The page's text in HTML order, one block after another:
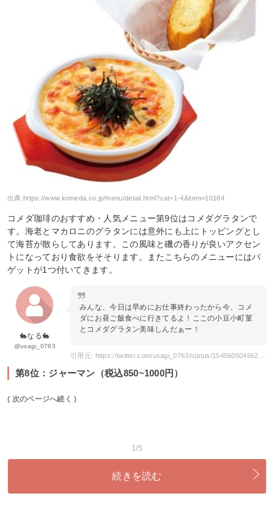
出典:https://www.komeda.co.jp/menu/detail.html?cat=1-4&item=10184
コメダ珈琲のおすすめ・人気メニュー第9位はコメダグラタンで
す。海老とマカロニのグラタンには意外にも上にトッピングとし
て海苔が散らしてあります。この風味と磯の香りが良いアクセン
トになっており食欲をそそります。またこちらのメニューにはバ
ゲットが1つ付いてきます。
🐇なる🐇
@usagi_0763
みんな、今日は早めにお仕事終わったから今、コメ
ダにお昼ご飯食べに行きてるよ！ここの小豆小町菫
とコメダグラタン美味しんだぁー！
第8位：ジャーマン（税込850~1000円）
( 次のページへ続く )
1/5
続きを読む